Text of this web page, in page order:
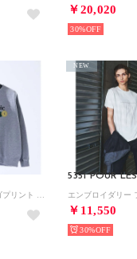
￥20,020
30%
￥11,550
NEW
30%